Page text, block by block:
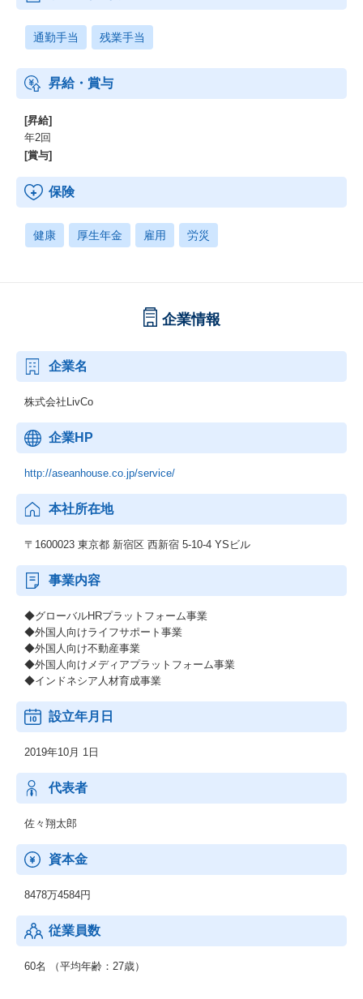
通勤手当 残業手当
昇給・賞与
[昇給]
年2回
[賞与]
保険
健康 厚生年金 雇用 労災
企業情報
企業名
株式会社LivCo
企業HP
http://aseanhouse.co.jp/service/
本社所在地
〒1600023 東京都 新宿区 西新宿 5-10-4 YSビル
事業内容
◆グローバルHRプラットフォーム事業
◆外国人向けライフサポート事業
◆外国人向け不動産事業
◆外国人向けメディアプラットフォーム事業
◆インドネシア人材育成事業
設立年月日
2019年10月 1日
代表者
佐々翔太郎
資本金
8478万4584円
従業員数
60名 （平均年齢：27歳）